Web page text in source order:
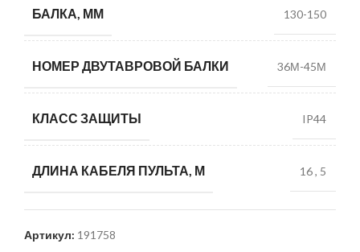
БАЛКА, ММ 130-150
НОМЕР ДВУТАВРОВОЙ БАЛКИ 36М-45М
КЛАСС ЗАЩИТЫ IP44
ДЛИНА КАБЕЛЯ ПУЛЬТА, М 16, 5
Артикул: 191758